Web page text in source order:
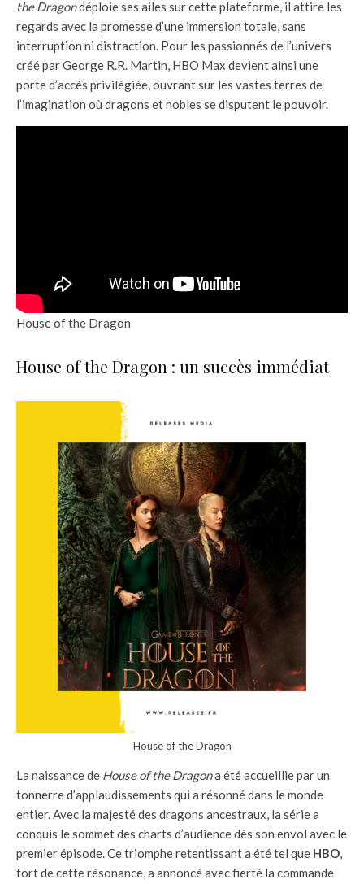
the Dragondéploie ses ailes sur cette plateforme, il attire les
regards avec la promesse d’une immersion totale, sans
interruption ni distraction. Pour les passionnés de l’univers
créé par George R.R. Martin, HBO Max devient ainsi une
porte d’accès privilégiée, ouvrant sur les vastes terres de
l’imagination où dragons et nobles se disputent le pouvoir.
House of the Dragon
House of the Dragon : un succès immédiat
House of the Dragon
La naissance de House of the Dragona été accueillie par un
tonnerre d’applaudissements qui a résonné dans le monde
entier. Avec la majesté des dragons ancestraux, la série a
conquis le sommet des charts d’audience dès son envol avec le
premier épisode. Ce triomphe retentissant a été tel que HBO,
fort de cette résonance, a annoncé avec fierté la commande